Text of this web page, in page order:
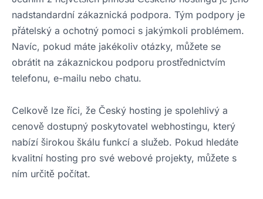
nadstandardní zákaznická podpora. Tým podpory je
přátelský a ochotný pomoci s jakýmkoli problémem.
Navíc, pokud máte jakékoliv otázky, můžete se
obrátit na zákaznickou podporu prostřednictvím
telefonu, e-mailu nebo chatu.
Celkově lze říci, že Český hosting je spolehlivý a
cenově dostupný poskytovatel webhostingu, který
nabízí širokou škálu funkcí a služeb. Pokud hledáte
kvalitní hosting pro své webové projekty, můžete s
ním určitě počítat.